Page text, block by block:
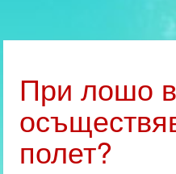
При лошо
полет?